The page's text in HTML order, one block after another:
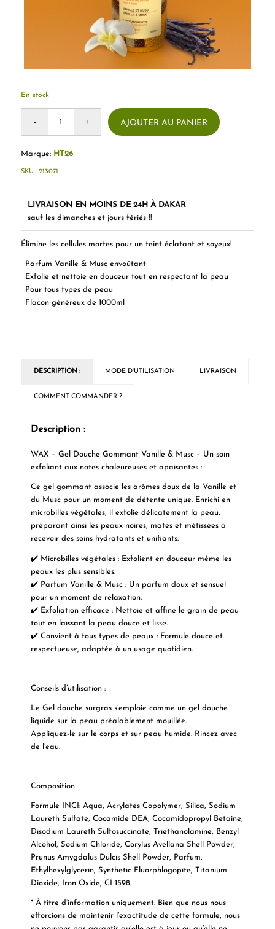
Élimine les cellules mortes pour un teint éclatant et soyeux!
Parfum Vanille & Musc envoûtant
Exfolie et nettoie en douceur tout en respectant la peau
Pour tous types de peau
Flacon généreux de 1000ml
En stock
AJOUTER AU PANIER
Marque: HT26
LIVRAISON EN MOINS DE 24H À DAKAR
sauf les dimanches et jours fériés !!
SKU : 213071
DESCRIPTION : MODE D'UTILISATION LIVRAISON
COMMENT COMMANDER ?
Description :
WAX – Gel Douche Gommant Vanille & Musc – Un soin
exfoliant aux notes chaleureuses et apaisantes :
Ce gel gommant associe les arômes doux de la Vanille et
du Musc pour un moment de détente unique. Enrichi en
microbilles végétales, il exfolie délicatement la peau,
préparant ainsi les peaux noires, mates et métissées à
recevoir des soins hydratants et unifiants.
✔️ Microbilles végétales : Exfolient en douceur même les
peaux les plus sensibles.
✔️ Parfum Vanille & Musc : Un parfum doux et sensuel
pour un moment de relaxation.
✔️ Exfoliation efficace : Nettoie et affine le grain de peau
tout en laissant la peau douce et lisse.
✔️ Convient à tous types de peaux : Formule douce et
respectueuse, adaptée à un usage quotidien.
Conseils d’utilisation :
Le Gel douche surgras s’emploie comme un gel douche
liquide sur la peau préalablement mouillée.
Appliquez-le sur le corps et sur peau humide. Rincez avec
de l’eau.
Composition
Formule INCI: Aqua, Acrylates Copolymer, Silica, Sodium
Laureth Sulfate, Cocamide DEA, Cocamidopropyl Betaine,
Disodium Laureth Sulfosuccinate, Triethanolamine, Benzyl
Alcohol, Sodium Chloride, Corylus Avellana Shell Powder,
Prunus Amygdalus Dulcis Shell Powder, Parfum,
Ethylhexylglycerin, Synthetic Fluorphlogopite, Titanium
Dioxide, Iron Oxide, CI 1598.
* À titre d’information uniquement. Bien que nous nous
efforcions de maintenir l’exactitude de cette formule, nous